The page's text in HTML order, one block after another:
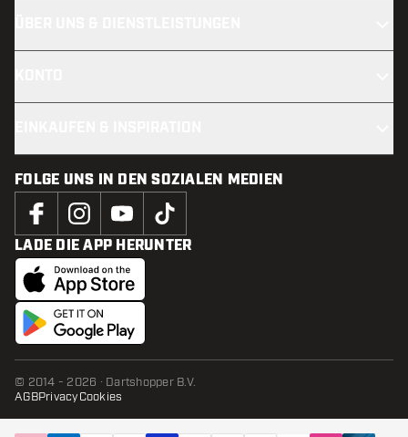
FOLGE UNS IN DEN SOZIALEN MEDIEN
LADE DIE APP HERUNTER
© 2014 - 2026 · Dartshopper B.V.
AGBPrivacyCookies